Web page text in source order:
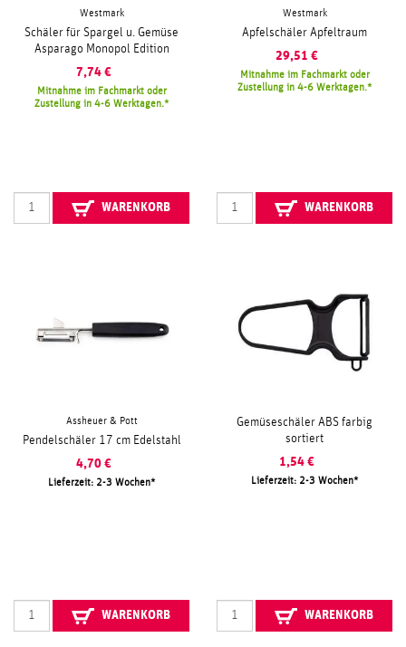
Westmark
Schäler für Spargel u. Gemüse
Asparago Monopol Edition
7,74 €
Mitnahme im Fachmarkt oder
Zustellung in 4-6 Werktagen.
WARENKORB
Westmark
Apfelschäler Apfeltraum
29,51 €
Mitnahme im Fachmarkt oder
Zustellung in 4-6 Werktagen.
WARENKORB
Assheuer & Pott
Pendelschäler 17 cm Edelstahl
4,70 €
Lieferzeit: 2-3 Wochen
WARENKORB
Gemüseschäler ABS farbig
sortiert
1,54 €
Lieferzeit: 2-3 Wochen
WARENKORB